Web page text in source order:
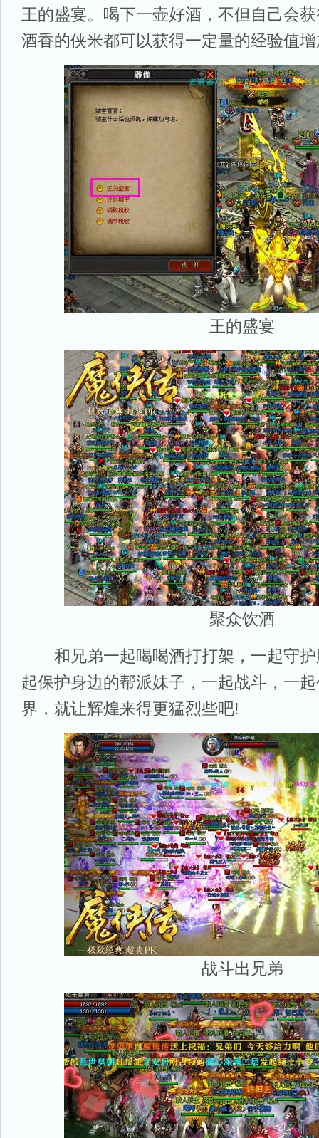
王的盛宴。喝下一壶好酒，不但自己会
酒香的侠米都可以获得一定量的经验值
王的盛宴
聚众饮酒
和兄弟一起喝喝酒打打架，一起守护
起保护身边的帮派妹子，一起战斗，一
界，就让辉煌来得更猛烈些吧!
战斗出兄弟